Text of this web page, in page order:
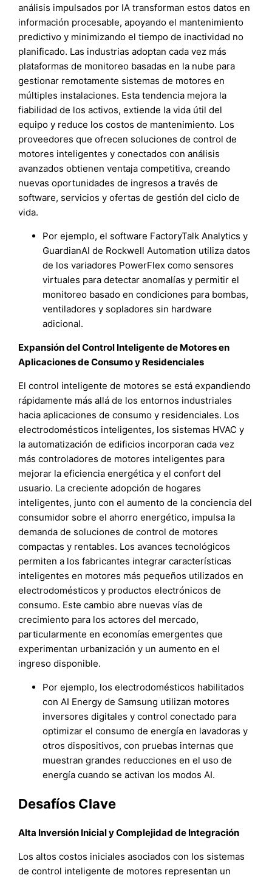
análisis impulsados por IA transforman estos datos en
información procesable, apoyando el mantenimiento
predictivo y minimizando el tiempo de inactividad no
planificado. Las industrias adoptan cada vez más
plataformas de monitoreo basadas en la nube para
gestionar remotamente sistemas de motores en
múltiples instalaciones. Esta tendencia mejora la
fiabilidad de los activos, extiende la vida útil del
equipo y reduce los costos de mantenimiento. Los
proveedores que ofrecen soluciones de control de
motores inteligentes y conectados con análisis
avanzados obtienen ventaja competitiva, creando
nuevas oportunidades de ingresos a través de
software, servicios y ofertas de gestión del ciclo de
vida.
Por ejemplo, el software FactoryTalk Analytics y
GuardianAI de Rockwell Automation utiliza datos
de los variadores PowerFlex como sensores
virtuales para detectar anomalías y permitir el
monitoreo basado en condiciones para bombas,
ventiladores y sopladores sin hardware
adicional.
Expansión del Control Inteligente de Motores en
Aplicaciones de Consumo y Residenciales
El control inteligente de motores se está expandiendo
rápidamente más allá de los entornos industriales
hacia aplicaciones de consumo y residenciales. Los
electrodomésticos inteligentes, los sistemas HVAC y
la automatización de edificios incorporan cada vez
más controladores de motores inteligentes para
mejorar la eficiencia energética y el confort del
usuario. La creciente adopción de hogares
inteligentes, junto con el aumento de la conciencia del
consumidor sobre el ahorro energético, impulsa la
demanda de soluciones de control de motores
compactas y rentables. Los avances tecnológicos
permiten a los fabricantes integrar características
inteligentes en motores más pequeños utilizados en
electrodomésticos y productos electrónicos de
consumo. Este cambio abre nuevas vías de
crecimiento para los actores del mercado,
particularmente en economías emergentes que
experimentan urbanización y un aumento en el
ingreso disponible.
Por ejemplo, los electrodomésticos habilitados
con AI Energy de Samsung utilizan motores
inversores digitales y control conectado para
optimizar el consumo de energía en lavadoras y
otros dispositivos, con pruebas internas que
muestran grandes reducciones en el uso de
energía cuando se activan los modos AI.
Desafíos Clave
Alta Inversión Inicial y Complejidad de Integración
Los altos costos iniciales asociados con los sistemas
de control inteligente de motores representan un